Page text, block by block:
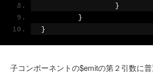
		}
	}
}
子コンポーネントの$emitの第２引数に